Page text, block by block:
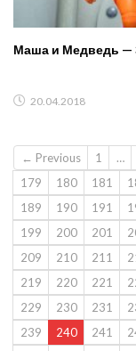
20.04.2018
← Previous 1 …
179
180 181
189
190 191
199
200 201
209
210 211
219
220 221
229
230 231
239
240 241